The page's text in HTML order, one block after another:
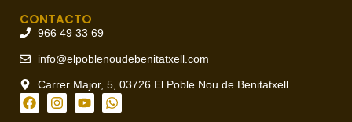
CONTACTO
966 49 33 69
info@elpoblenoudebenitatxell.com
Carrer Major, 5, 03726 El Poble Nou de Benitatxell